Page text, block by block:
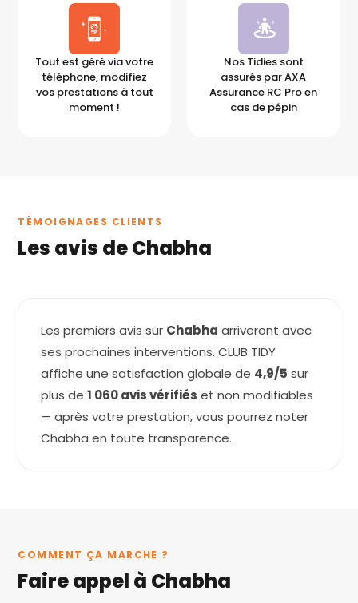
Tout est géré via votre
téléphone, modifiez
vos prestations à tout
moment !
Nos Tidies sont
assurés par AXA
Assurance RC Pro en
cas de pépin
TÉMOIGNAGES CLIENTS
Les avis de Chabha
Les premiers avis sur Chabha arriveront avec
ses prochaines interventions. CLUB TIDY
affiche une satisfaction globale de 4,9/5 sur
plus de1 060 avis vérifiés et non modifiables
— après votre prestation, vous pourrez noter
Chabha en toute transparence.
COMMENT ÇA MARCHE ?
Faire appel à Chabha